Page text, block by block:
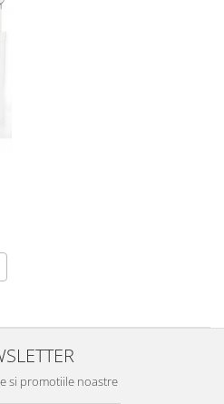
si promotiile noastre